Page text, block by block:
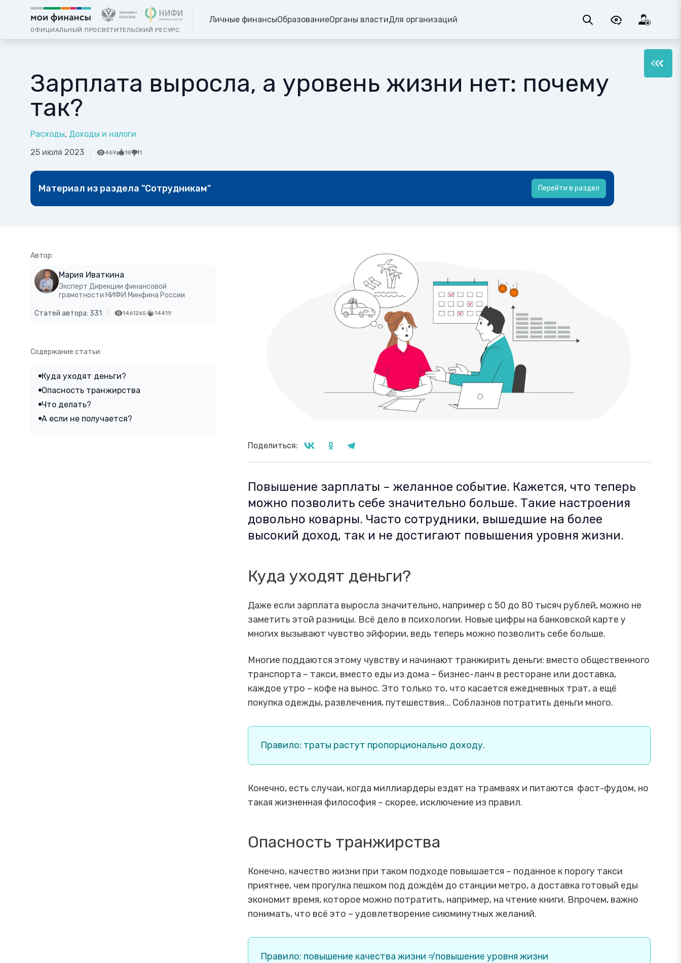
ОФИЦИАЛЬНЫЙ ПРОСВЕТИТЕЛЬСКИЙ РЕСУРС
Личные финансыОбразованиеОрганы властиДля организаций
Зарплата выросла, а уровень жизни нет: почему
так?
Расходы Доходы и налоги
25 июля 2023
469 18 1
Материал из раздела "Сотрудникам" Перейти в раздел
Автор:
Мария Иваткина
Эксперт Дирекции финансовой
грамотности НИФИ Минфина России
Статей автора: 331 1461265 14419
Содержание статьи:
Куда уходят деньги?
Опасность транжирства
Что делать?
А если не получается?
Поделиться:
Повышение зарплаты – желанное событие. Кажется, что теперь
можно позволить себе значительно больше. Такие настроения
довольно коварны. Часто сотрудники, вышедшие на более
высокий доход, так и не достигают повышения уровня жизни.
Куда уходят деньги?
Даже если зарплата выросла значительно, например с 50 до 80 тысяч рублей, можно не
заметить этой разницы. Всё дело в психологии. Новые цифры на банковской карте у
многих вызывают чувство эйфории, ведь теперь можно позволить себе больше.
Многие поддаются этому чувству и начинают транжирить деньги: вместо общественного
транспорта – такси, вместо еды из дома – бизнес-ланч в ресторане или доставка,
каждое утро – кофе на вынос. Это только то, что касается ежедневных трат, а ещё
покупка одежды, развлечения, путешествия... Соблазнов потратить деньги много.
Правило: траты растут пропорционально доходу.
Конечно, есть случаи, когда миллиардеры ездят на трамваях и питаются фаст-фудом, но
такая жизненная философия – скорее, исключение из правил.
Опасность транжирства
Конечно, качество жизни при таком подходе повышается – поданное к порогу такси
приятнее, чем прогулка пешком под дождём до станции метро, а доставка готовый еды
экономит время, которое можно потратить, например, на чтение книги. Впрочем, важно
понимать, что всё это – удовлетворение сиюминутных желаний.
Правило: повышение качества жизни ≠ повышение уровня жизни